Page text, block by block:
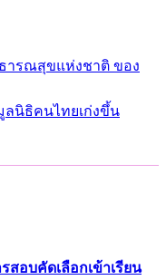
ารณสุขแห่งชาติ ของ
ลนิธิคนไทยเก่งขึ้น
สอบคัดเลือกเข้าเรียน